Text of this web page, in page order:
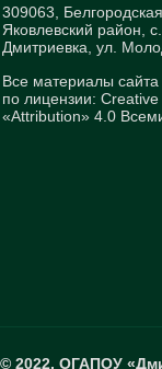
309063, Белгородская
Яковлевский район, с.
Дмитриевка, ул.
Все материалы сайта
по лицензии:
«Attribution» 4.0
© 2022, ОГАПОУ